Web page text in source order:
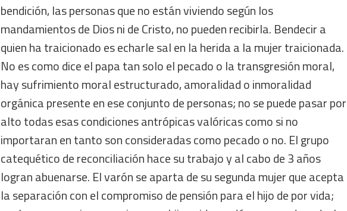
bendición, las personas que no están viviendo según los
mandamientos de Dios ni de Cristo, no pueden recibirla. Bendecir a
quien ha traicionado es echarle sal en la herida a la mujer traicionada.
No es como dice el papa tan solo el pecado o la transgresión moral,
hay sufrimiento moral estructurado, amoralidad o inmoralidad
orgánica presente en ese conjunto de personas; no se puede pasar por
alto todas esas condiciones antrópicas valóricas como si no
importaran en tanto son consideradas como pecado o no. El grupo
catequético de reconciliación hace su trabajo y al cabo de 3 años
logran abuenarse. El varón se aparta de su segunda mujer que acepta
la separación con el compromiso de pensión para el hijo de por vida;